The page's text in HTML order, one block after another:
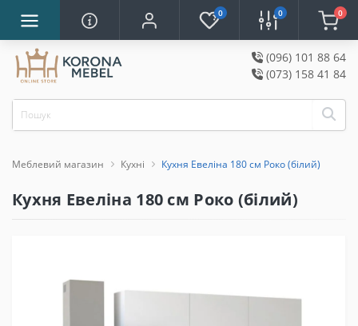
0 0 0
(096) 101 88 64
(073) 158 41 84
Меблевий магазин Кухні Кухня Евеліна 180 см Роко (білий)
Кухня Евеліна 180 см Роко (білий)